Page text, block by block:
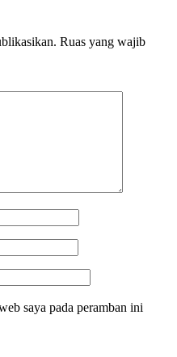
Ruas yang wajib
saya pada peramban ini